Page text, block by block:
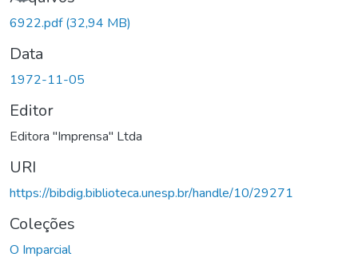
6922.pdf(32,94 MB)
Data
1972-11-05
Editor
Editora "Imprensa" Ltda
URI
https://bibdig.biblioteca.unesp.br/handle/10/29271
Coleções
O Imparcial